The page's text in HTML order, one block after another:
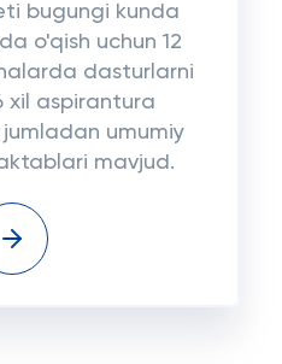
bugungi kunda
o'qish uchun 12
dasturlarni
xil aspirantura
umumiy
mavjud.